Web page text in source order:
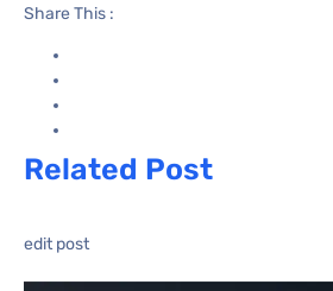
Share This :
Related Post
edit post